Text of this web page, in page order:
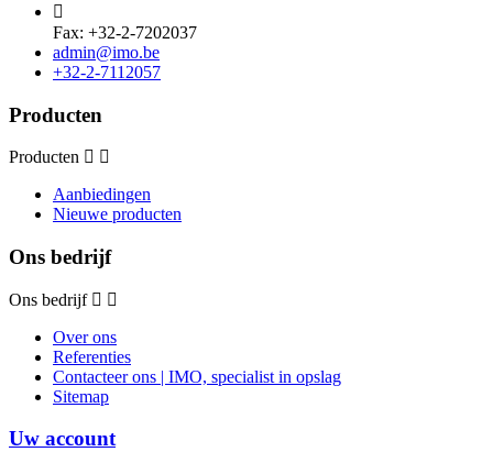

Fax: +32-2-7202037
admin@imo.be
+32-2-7112057
Producten
Producten
Aanbiedingen
Nieuwe producten
Ons bedrijf
Ons bedrijf
Over ons
Referenties
Contacteer ons | IMO, specialist in opslag
Sitemap
Uw account